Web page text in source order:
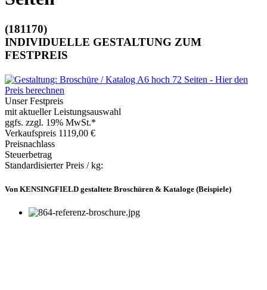
(181170)
INDIVIDUELLE GESTALTUNG ZUM
FESTPREIS
Unser Festpreis
mit aktueller Leistungsauswahl
ggfs. zzgl. 19% MwSt.*
Verkaufspreis 1119,00 €
Preisnachlass
Steuerbetrag
Standardisierter Preis / kg:
Von KENSINGFIELD gestaltete Broschüren & Kataloge (Beispiele)